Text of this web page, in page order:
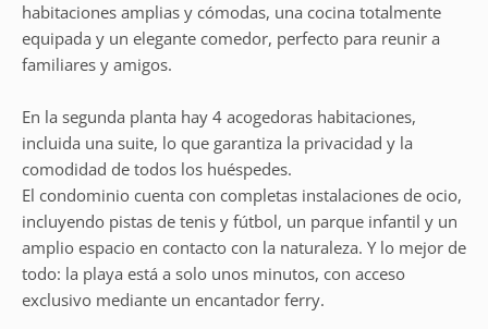
habitaciones amplias y cómodas, una cocina totalmente
equipada y un elegante comedor, perfecto para reunir a
familiares y amigos.
En la segunda planta hay 4 acogedoras habitaciones,
incluida una suite, lo que garantiza la privacidad y la
comodidad de todos los huéspedes.
El condominio cuenta con completas instalaciones de ocio,
incluyendo pistas de tenis y fútbol, un parque infantil y un
amplio espacio en contacto con la naturaleza. Y lo mejor de
todo: la playa está a solo unos minutos, con acceso
exclusivo mediante un encantador ferry.